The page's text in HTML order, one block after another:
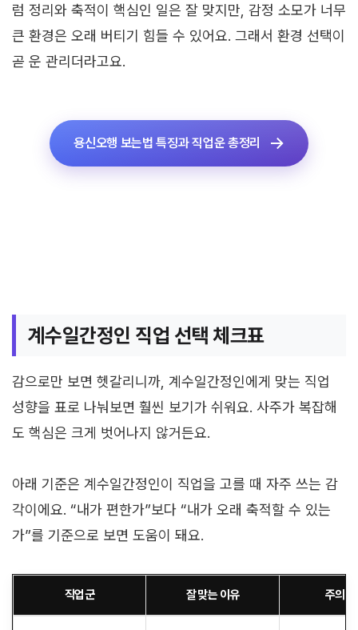
럼 정리와 축적이 핵심인 일은 잘 맞지만, 감정 소모가 너무
큰 환경은 오래 버티기 힘들 수 있어요. 그래서 환경 선택이
곧 운 관리더라고요.
용신오행 보는법 특징과 직업운 총정리
계수일간정인 직업 선택 체크표
감으로만 보면 헷갈리니까, 계수일간정인에게 맞는 직업
성향을 표로 나눠보면 훨씬 보기가 쉬워요. 사주가 복잡해
도 핵심은 크게 벗어나지 않거든요.
아래 기준은 계수일간정인이 직업을 고를 때 자주 쓰는 감
각이에요. “내가 편한가”보다 “내가 오래 축적할 수 있는
가”를 기준으로 보면 도움이 돼요.
직업군 잘 맞는 이유 주의할